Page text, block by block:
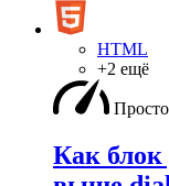
HTML
+2 ещё
Как блок